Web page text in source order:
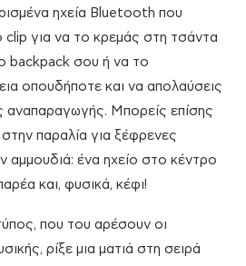
ηχεία Bluetooth που
clip για να το κρεμάς στη τσάντα
backpack σου ή να το
οπουδήποτε και να απολαύσεις
αναπαραγωγής. Μπορείς επίσης
παραλία για ξέφρενες
αμμουδιά: ένα ηχείο στο κέντρο
και, φυσικά, κέφι!
που του αρέσουν οι
ρίξε μια ματιά στη σειρά